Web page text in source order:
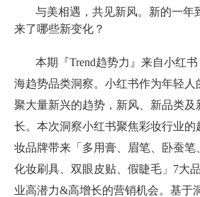
与美相遇，共见新风。新的一年
来了哪些新变化？
本期『Trend趋势力』来自小红
海趋势品类洞察。小红书作为年轻人
聚大量新兴的趋势，新风、新品类及
长。本次洞察小红书聚焦彩妆行业的
妆品牌带来「多用膏、眉笔、卧蚕
化妆刷具、双眼皮贴、假睫毛」7大
业高潜力&高增长的营销机会。基于